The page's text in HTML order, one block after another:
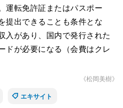
運転免許証またはパスポー
提出できることも条件とな
入があり、国内で発行された
ドが必要になる（会費はクレ
《松岡美樹》
エキサイト